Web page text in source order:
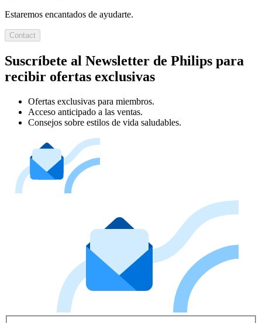
Estaremos encantados de ayudarte.
Contact
Suscríbete al Newsletter de Philips para
recibir ofertas exclusivas
Ofertas exclusivas para miembros.
Acceso anticipado a las ventas.
Consejos sobre estilos de vida saludables.